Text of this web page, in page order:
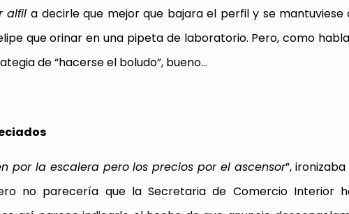
alfila decirle que mejor que bajara el perfil y se mantuviese
que orinar en una pipeta de laboratorio. Pero, como
de “hacerse el boludo”, bueno…
por la escalera pero los precios por el ascensor”,
no parecería que la Secretaria de Comercio Interior